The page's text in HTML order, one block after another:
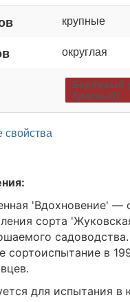
крупные
округлая
Бордовый
Красный)
свойства
'Вдохновение' —
сорта
сортоиспытание в
для испытания в